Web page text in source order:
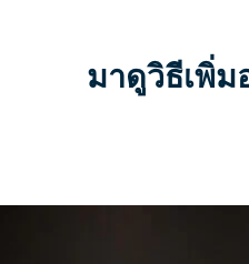
มาดูวิธีเพิ่